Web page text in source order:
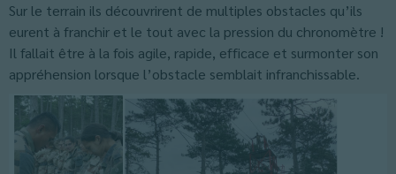
Sur le terrain ils découvrirent de multiples obstacles qu’ils
eurent à franchir et le tout avec la pression du chronomètre !
Il fallait être à la fois agile, rapide, efficace et surmonter son
appréhension lorsque l’obstacle semblait infranchissable.